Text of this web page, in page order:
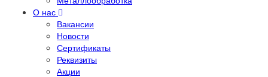
О нас
Вакансии
Новости
Сертификаты
Реквизиты
Акции